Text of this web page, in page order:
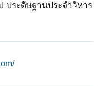
ประดิษฐานประจำวิหาร